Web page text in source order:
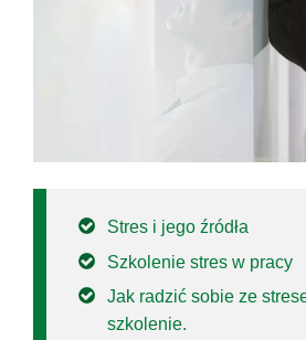
Stres i jego źródła
Szkolenie stres w pracy
Jak radzić sobie ze
szkolenie.